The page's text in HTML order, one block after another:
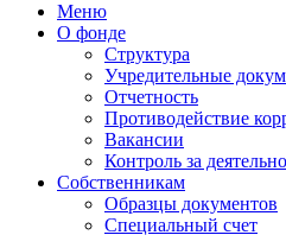
Меню
О фонде
Структура
Учредительные
Отчетность
Противодействие
Вакансии
Контроль за
Собственникам
Образцы документов
Специальный счет